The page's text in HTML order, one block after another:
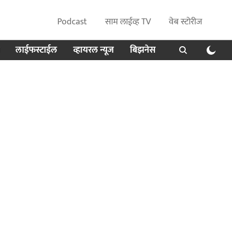
Podcast साम लाईव्ह TV
वेब स्टोरीज
लाईफस्टाईल व्हायरल न्यूज बिझनेस